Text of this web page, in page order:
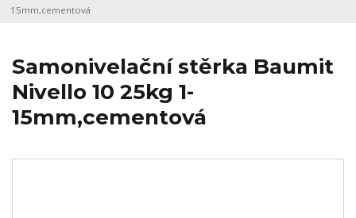
15mm,cementová
Samonivelační stěrka Baumit
Nivello 10 25kg 1-
15mm,cementová